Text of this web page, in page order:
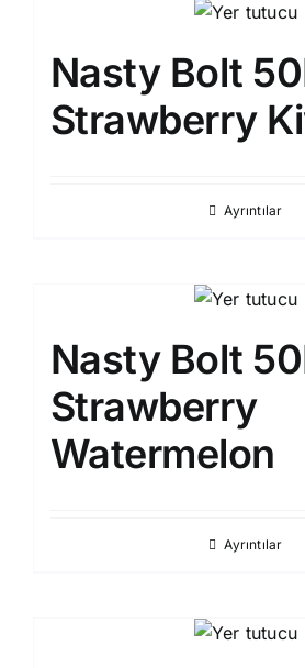
Nasty Bolt
Strawberry
Ayrıntılar
Nasty Bolt
Strawberry
Watermelon
Ayrıntılar